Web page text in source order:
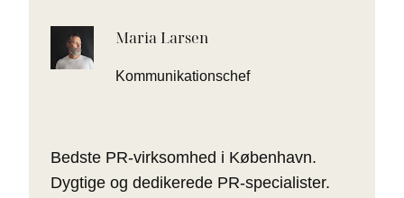
Maria Larsen
Kommunikationschef
Bedste PR-virksomhed i København.
Dygtige og dedikerede PR-specialister.